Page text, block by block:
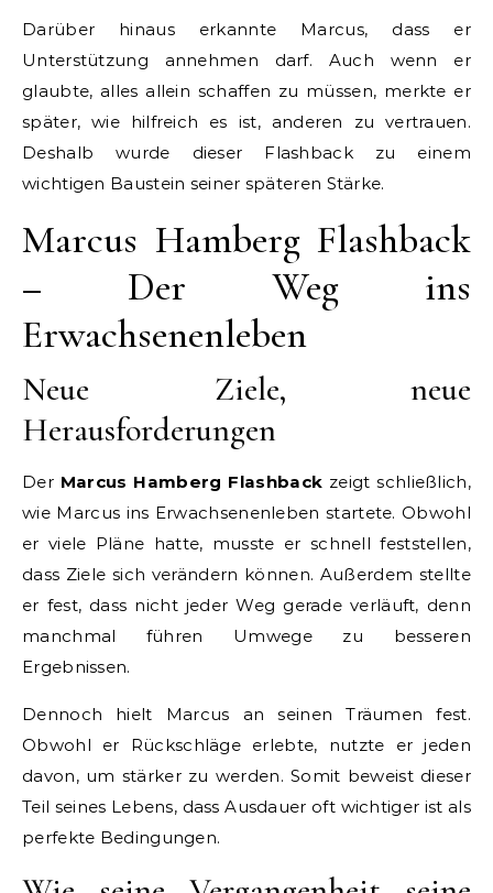
Darüber hinaus erkannte Marcus, dass er
Unterstützung annehmen darf. Auch wenn er
glaubte, alles allein schaffen zu müssen, merkte er
später, wie hilfreich es ist, anderen zu vertrauen.
Deshalb wurde dieser Flashback zu einem
wichtigen Baustein seiner späteren Stärke.
Marcus Hamberg Flashback
– Der Weg ins
Erwachsenenleben
Neue Ziele, neue
Herausforderungen
Der Marcus Hamberg Flashback zeigt schließlich,
wie Marcus ins Erwachsenenleben startete. Obwohl
er viele Pläne hatte, musste er schnell feststellen,
dass Ziele sich verändern können. Außerdem stellte
er fest, dass nicht jeder Weg gerade verläuft, denn
manchmal führen Umwege zu besseren
Ergebnissen.
Dennoch hielt Marcus an seinen Träumen fest.
Obwohl er Rückschläge erlebte, nutzte er jeden
davon, um stärker zu werden. Somit beweist dieser
Teil seines Lebens, dass Ausdauer oft wichtiger ist als
perfekte Bedingungen.